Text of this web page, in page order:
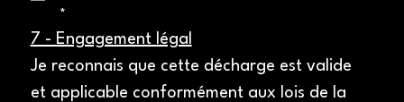
*
7 - Engagement légal
Je reconnais que cette décharge est valide
et applicable conformément aux lois de la